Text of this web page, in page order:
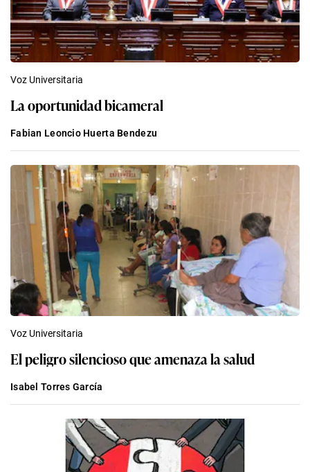
Voz Universitaria
La oportunidad bicameral
Fabian Leoncio Huerta Bendezu
Voz Universitaria
El peligro silencioso que amenaza la salud
Isabel Torres García